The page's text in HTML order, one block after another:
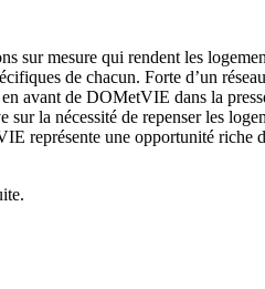
sur mesure qui rendent les
de chacun. Forte d’un
avant de DOMetVIE dans la
la nécessité de repenser les
représente une opportunité riche